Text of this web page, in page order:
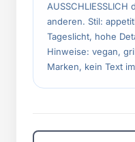
anderen. Stil:
Tageslicht, hohe
Hinweise: vegan,
Marken, kein Text